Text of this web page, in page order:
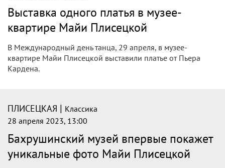
Выставка одного платья в музее-
квартире Майи Плисецкой
В Международный день танца, 29 апреля, в музее-
квартире Майи Плисецкой выставили платье от Пьера
Кардена.
ПЛИСЕЦКАЯ | Классика
28 апреля 2023, 13:00
Бахрушинский музей впервые покажет
уникальные фото Майи Плисецкой